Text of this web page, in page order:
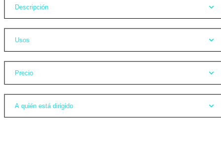
Descripción
Usos
Precio
A quién está dirigido